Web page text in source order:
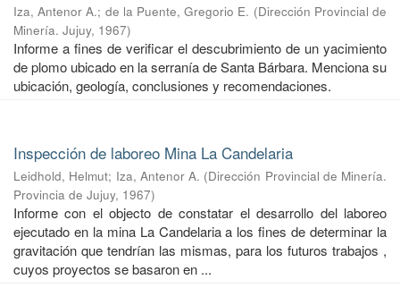
Iza, Antenor A.; de la Puente, Gregorio E. (Dirección Provincial de
Minería. Jujuy, 1967)
Informe a fines de verificar el descubrimiento de un yacimiento
de plomo ubicado en la serranía de Santa Bárbara. Menciona su
ubicación, geología, conclusiones y recomendaciones.
Inspección de laboreo Mina La Candelaria
Leidhold, Helmut; Iza, Antenor A. (Dirección Provincial de Minería.
Provincia de Jujuy, 1967)
Informe con el objecto de constatar el desarrollo del laboreo
ejecutado en la mina La Candelaria a los fines de determinar la
gravitación que tendrían las mismas, para los futuros trabajos ,
cuyos proyectos se basaron en ...